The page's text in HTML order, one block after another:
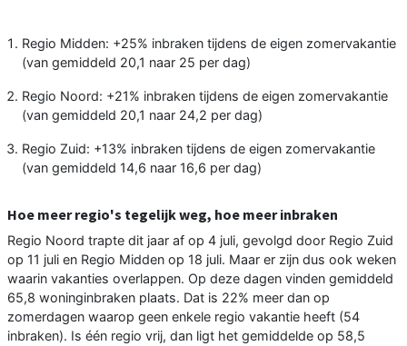
Regio Midden: +25% inbraken tijdens de eigen zomervakantie
(van gemiddeld 20,1 naar 25 per dag)
Regio Noord: +21% inbraken tijdens de eigen zomervakantie
(van gemiddeld 20,1 naar 24,2 per dag)
Regio Zuid: +13% inbraken tijdens de eigen zomervakantie
(van gemiddeld 14,6 naar 16,6 per dag)
Hoe meer regio's tegelijk weg, hoe meer inbraken
Regio Noord trapte dit jaar af op 4 juli, gevolgd door Regio Zuid
op 11 juli en Regio Midden op 18 juli. Maar er zijn dus ook weken
waarin vakanties overlappen. Op deze dagen vinden gemiddeld
65,8 woninginbraken plaats. Dat is 22% meer dan op
zomerdagen waarop geen enkele regio vakantie heeft (54
inbraken). Is één regio vrij, dan ligt het gemiddelde op 58,5